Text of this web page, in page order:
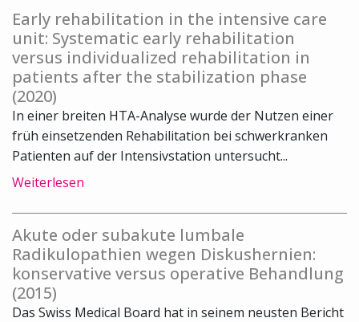
Early rehabilitation in the intensive care
unit: Systematic early rehabilitation
versus individualized rehabilitation in
patients after the stabilization phase
(2020)
In einer breiten HTA-Analyse wurde der Nutzen einer
früh einsetzenden Rehabilitation bei schwerkranken
Patienten auf der Intensivstation untersucht...
Weiterlesen
Akute oder subakute lumbale
Radikulopathien wegen Diskushernien:
konservative versus operative Behandlung
(2015)
Das Swiss Medical Board hat in seinem neusten Bericht